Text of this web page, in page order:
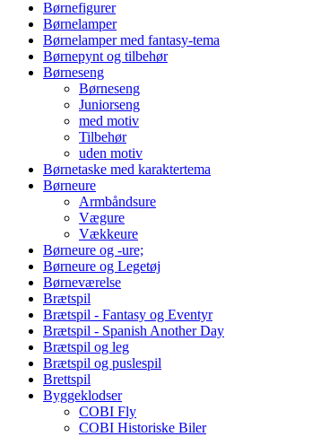
Børnefigurer
Børnelamper
Børnelamper med fantasy-tema
Børnepynt og tilbehør
Børneseng
Børneseng
Juniorseng
med motiv
Tilbehør
uden motiv
Børnetaske med karaktertema
Børneure
Armbåndsure
Vægure
Vækkeure
Børneure og -ure;
Børneure og Legetøj
Børneværelse
Brætspil
Brætspil - Fantasy og Eventyr
Brætspil - Spanish Another Day
Brætspil og leg
Brætspil og puslespil
Brettspil
Byggeklodser
COBI Fly
COBI Historiske Biler